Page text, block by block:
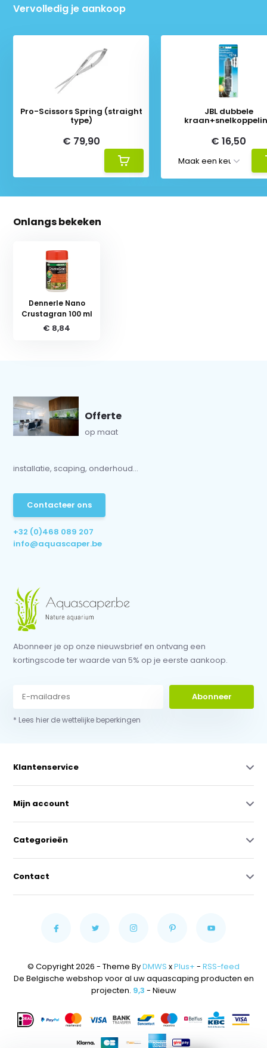
Vervolledig je aankoop
Pro-Scissors Spring (straight
type)
€ 79,90
JBL dubbele
€ 16,50
Onlangs bekeken
Dennerle Nano
Crustagran 100 ml
€ 8,84
Offerte
op maat
installatie, scaping, onderhoud...
Contacteer ons
+32 (0)468 089 207
info@aquascaper.be
Abonneer je op onze nieuwsbrief en ontvang een
kortingscode ter waarde van 5% op je eerste aankoop.
Abonneer
* Lees hier de wettelijke beperkingen
Klantenservice
Mijn account
Categorieën
Contact
© Copyright 2026 - Theme ByDMWS xPlus+ - RSS-feed
De Belgische webshop voor al uw aquascaping producten en
projecten. 9,3 - Nieuw